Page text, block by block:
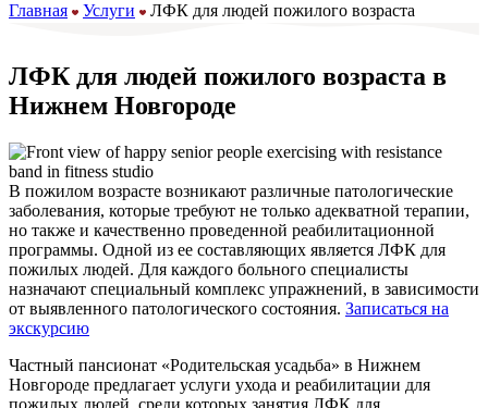
Главная
Услуги ЛФК для людей пожилого возраста
ЛФК для людей пожилого возраста в
Нижнем Новгороде
В пожилом возрасте возникают различные патологические
заболевания, которые требуют не только адекватной терапии,
но также и качественно проведенной реабилитационной
программы. Одной из ее составляющих является ЛФК для
пожилых людей. Для каждого больного специалисты
назначают специальный комплекс упражнений, в зависимости
от выявленного патологического состояния. Записаться на
экскурсию
Частный пансионат «Родительская усадьба» в Нижнем
Новгороде предлагает услуги ухода и реабилитации для
пожилых людей, среди которых занятия ЛФК для